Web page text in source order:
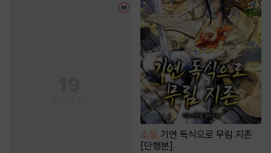
소설 기연 독식으로 무림 지존
[단행본]